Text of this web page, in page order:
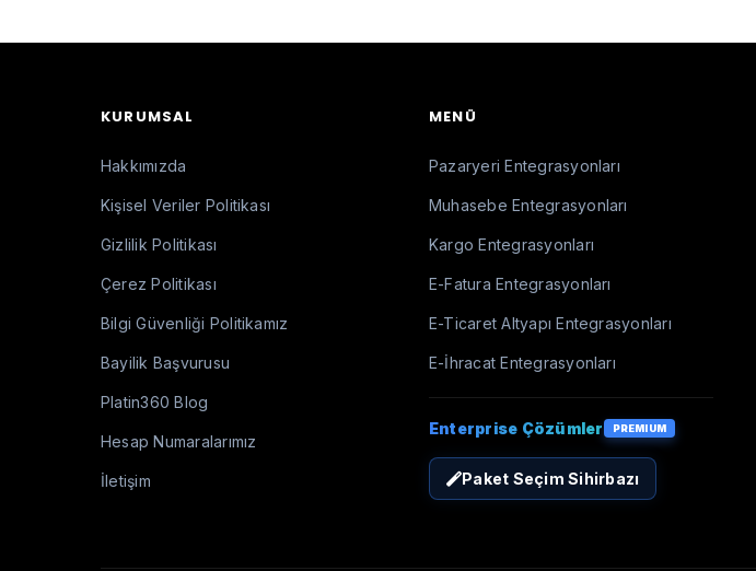
KURUMSAL
Hakkımızda
Kişisel Veriler Politikası
Gizlilik Politikası
Çerez Politikası
Bilgi Güvenliği Politikamız
Bayilik Başvurusu
Platin360 Blog
Hesap Numaralarımız
İletişim
MENÜ
Pazaryeri Entegrasyonları
Muhasebe Entegrasyonları
Kargo Entegrasyonları
E-Fatura Entegrasyonları
E-Ticaret Altyapı Entegrasyonları
E-İhracat Entegrasyonları
Enterprise Çözümler PREMIUM
Paket Seçim Sihirbazı